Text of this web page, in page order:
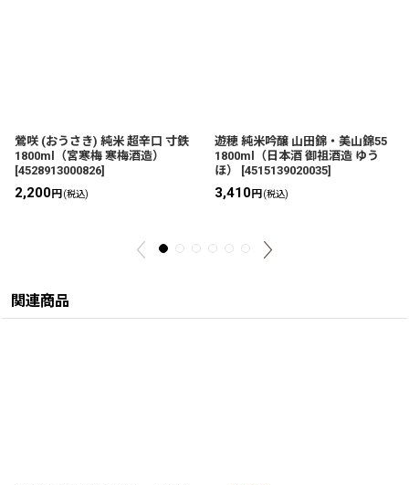
鶯咲 (おうさき) 純米 超辛口 寸鉄
1800ml（宮寒梅 寒梅酒造）
[4528913000826]
2,200円 (税込)
遊穂 純米吟醸 山田錦・美山錦55
1800ml（日本酒 御祖酒造 ゆう
ほ）
[4515139020035]
3,410円 (税込)
関連商品